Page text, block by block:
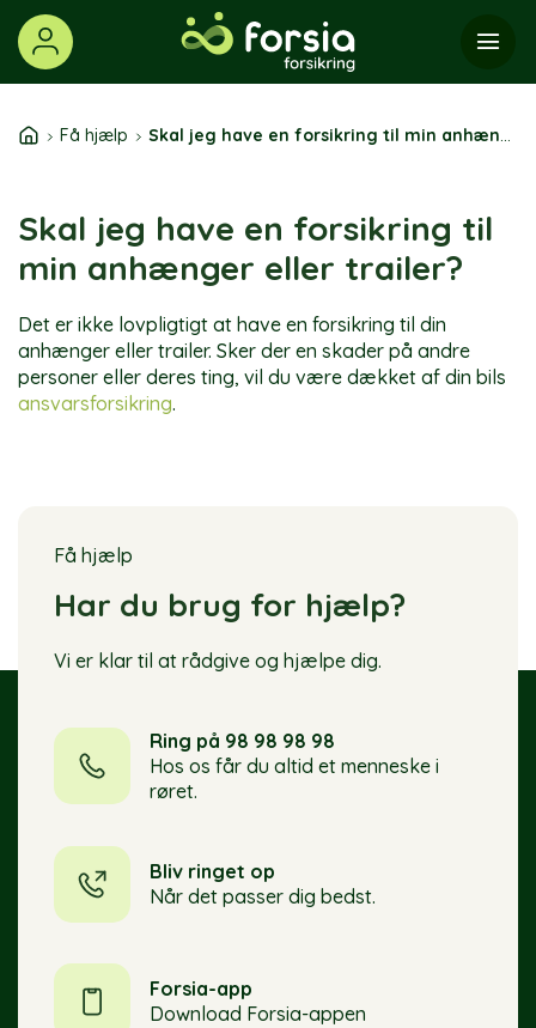
Skip
content
Få hjælp Skal jeg have en forsikring til min anhænger eller trailer?
Skal jeg have en forsikring til
min anhænger eller trailer?
Det er ikke lovpligtigt at have en forsikring til din
anhænger eller trailer. Sker der en skader på andre
personer eller deres ting, vil du være dækket af din bils
ansvarsforsikring.
Få hjælp
Har du brug for hjælp?
Vi er klar til at rådgive og hjælpe dig.
Ring på 98 98 98 98
Hos os får du altid et menneske i
røret.
Bliv ringet op
Når det passer dig bedst.
Forsia-app
Download Forsia-appen